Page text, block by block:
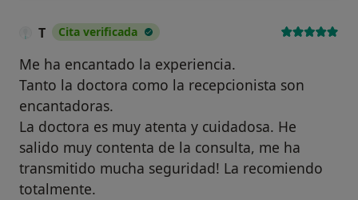
T Cita verificada
Me ha encantado la experiencia.
Tanto la doctora como la recepcionista son
encantadoras.
La doctora es muy atenta y cuidadosa. He
salido muy contenta de la consulta, me ha
transmitido mucha seguridad! La recomiendo
totalmente.